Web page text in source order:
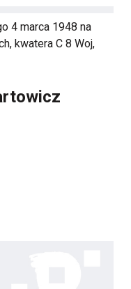
4 marca 1948 na
kwatera C 8 Woj,